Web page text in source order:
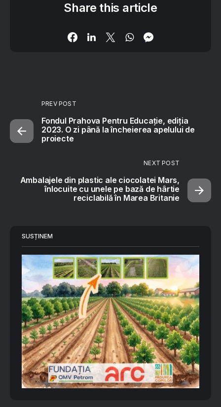
Share this article
PREV POST
Fondul Prahova Pentru Educație, ediția
2023. O zi până la încheierea apelului de
proiecte
NEXT POST
Ambalajele din plastic ale ciocolatei Mars,
înlocuite cu unele pe bază de hârtie
reciclabilă în Marea Britanie
SUSȚINEM